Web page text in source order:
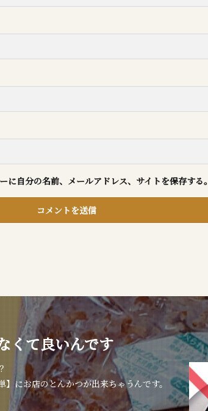
自分の名前、メールアドレス、サイトを保存する。
くて良いんです
】にお店のとんかつが出来ちゃうんです。